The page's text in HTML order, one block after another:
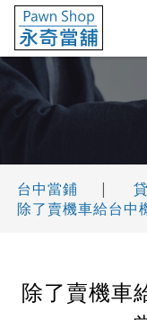
台中當鋪 |
除了賣機車給台中
除了賣機車